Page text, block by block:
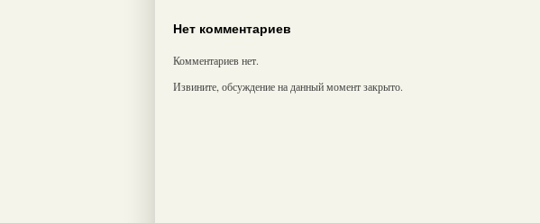
Нет комментариев
Комментариев нет.
Извините, обсуждение на данный момент закрыто.